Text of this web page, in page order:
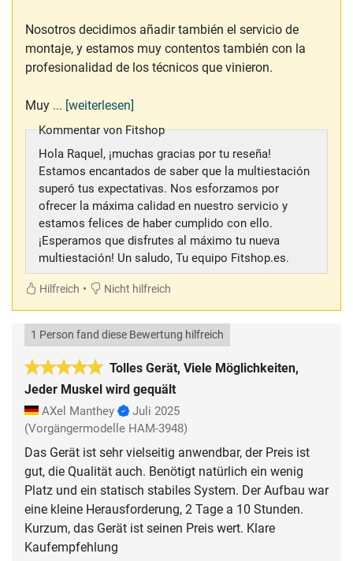
Nosotros decidimos añadir también el servicio de
montaje, y estamos muy contentos también con la
profesionalidad de los técnicos que vinieron.
Muy ... [weiterlesen]
Kommentar von Fitshop
Hola Raquel, ¡muchas gracias por tu reseña!
Estamos encantados de saber que la multiestación
superó tus expectativas. Nos esforzamos por
ofrecer la máxima calidad en nuestro servicio y
estamos felices de haber cumplido con ello.
¡Esperamos que disfrutes al máximo tu nueva
multiestación! Un saludo, Tu equipo Fitshop.es.
Hilfreich • Nicht hilfreich
Tolles Gerät, Viele Möglichkeiten,
Jeder Muskel wird gequält
1 Person fand diese Bewertung hilfreich
AXel Manthey
Juli 2025
(Vorgängermodelle HAM-3948)
Das Gerät ist sehr vielseitig anwendbar, der Preis ist
gut, die Qualität auch. Benötigt natürlich ein wenig
Platz und ein statisch stabiles System. Der Aufbau war
eine kleine Herausforderung, 2 Tage a 10 Stunden.
Kurzum, das Gerät ist seinen Preis wert. Klare
Kaufempfehlung